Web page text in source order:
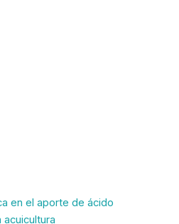
en el aporte de ácido